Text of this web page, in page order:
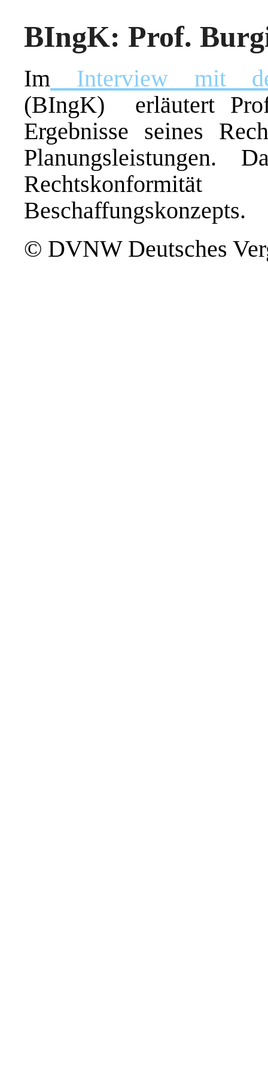
BIngK: Prof.
Im Interview mit der
(BIngK) erläutert
Ergebnisse seines
Planungsleistungen.
Beschaffungskonzepts.